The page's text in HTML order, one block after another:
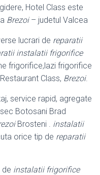
Hotel Class este
Brezoi– judetul Valcea
lucrari de reparatii
instalatii frigorifice
frigorifice,lazi frigorifice
Class, Brezoi.
service rapid, agregate
Botosani Brad
Brosteni . instalatii
orice tip de reparatii
instalatii frigorifice